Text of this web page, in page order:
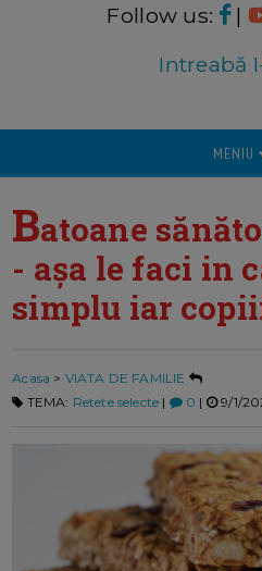
Follow us: |
Intreabă
MENIU
Batoane
- așa le faci in
simplu iar
Acasa > VIATA DE FAMILIE
TEMA: Retete selecte | 0 | 9/1/